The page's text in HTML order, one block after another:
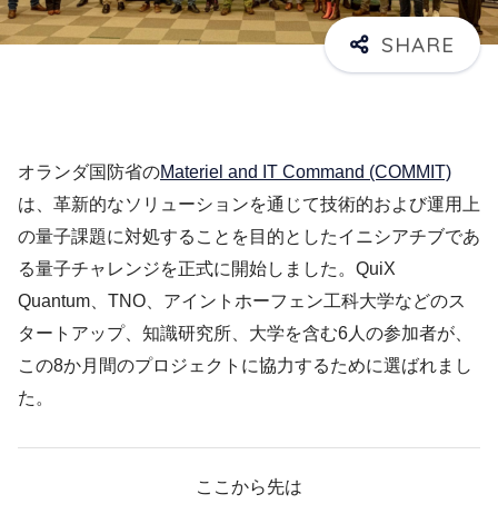
オランダ国防省のMateriel and IT Command (COMMIT)
は、革新的なソリューションを通じて技術的および運用上
の量子課題に対処することを目的としたイニシアチブであ
る量子チャレンジを正式に開始しました。QuiX
Quantum、TNO、アイントホーフェン工科大学などのス
タートアップ、知識研究所、大学を含む6人の参加者が、
この8か月間のプロジェクトに協力するために選ばれまし
た。
ここから先は